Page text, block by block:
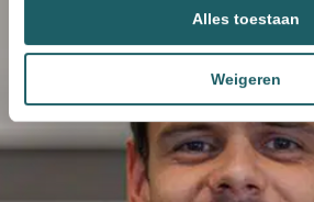
Alles toestaan
Weigeren